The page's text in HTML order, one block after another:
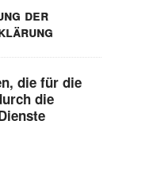
der
die für die
die